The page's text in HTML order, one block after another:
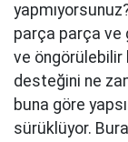
parça parça ve
ve öngörülebilir
desteğini ne
buna göre
sürüklüyor.